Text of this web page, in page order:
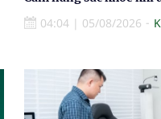
04:04 | 05/08/2026